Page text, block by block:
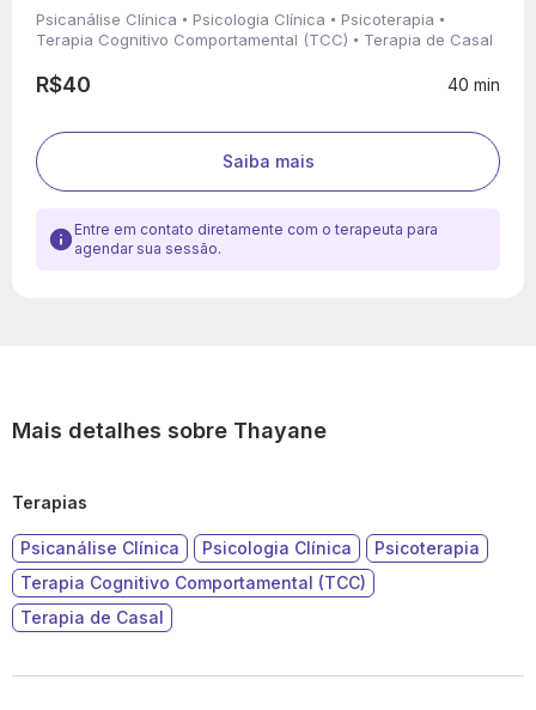
Psicanálise Clínica Psicologia Clínica
Psicoterapia
Terapia Cognitivo Comportamental (TCC)
Terapia de Casal
R$40 40 min
Saiba mais
Entre em contato diretamente com o terapeuta para
agendar sua sessão.
Mais detalhes sobre Thayane
Terapias
Psicanálise Clínica Psicologia Clínica
Psicoterapia
Terapia Cognitivo Comportamental (TCC)
Terapia de Casal